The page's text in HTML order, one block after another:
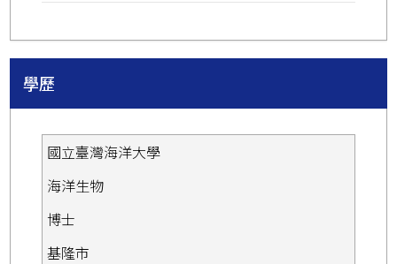
學歷
國立臺灣海洋大學
海洋生物
博士
基隆市